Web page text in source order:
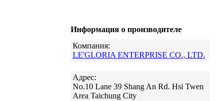
Информация о производителе
Компания:
LE'GLORIA ENTERPRISE CO., LTD.
Адрес:
No.10 Lane 39 Shang An Rd. Hsi Twen
Area Taichung City